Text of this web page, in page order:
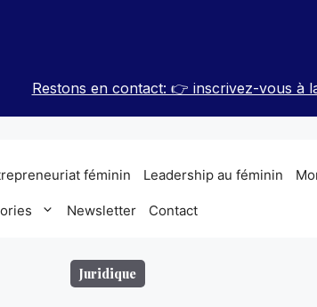
Restons en contact: 👉 inscrivez-vous à
féminin Leadership au féminin
Newsletter Contact
Juridique